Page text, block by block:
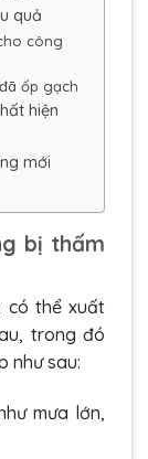
quả
công
ốp gạch
hiện
mới
bị thấm
có thể xuất
trong đó
như sau:
mưa lớn,